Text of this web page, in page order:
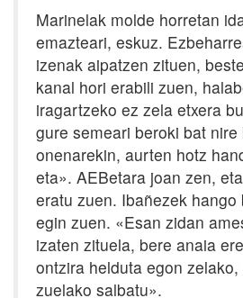
Marinelak molde horretan
emazteari, eskuz.
izenak aipatzen zituen,
kanal hori erabili zuen,
iragartzeko ez zela etxera
gure semeari beroki bat nire
onenarekin, aurten hotz
eta». AEBetara joan zen,
eratu zuen. Ibañezek
egin zuen. «Esan zidan
izaten zituela, bere anaia
ontzira helduta egon
zuelako salbatu».